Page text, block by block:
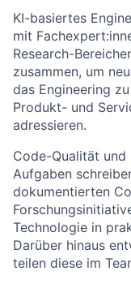
KI-basiertes
mit
Research-
zusammen, um
das Engineering
Produkt- und
adressieren.
Code-Qualität und
Aufgaben
dokumentierten
Technologie in
Darüber hinaus
teilen diese im